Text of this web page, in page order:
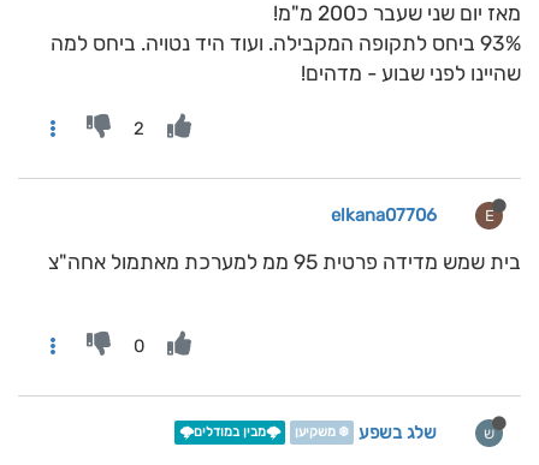
מאז יום שני שעבר כ200 מ"מ!
93% ביחס לתקופה המקבילה. ועוד היד נטויה. ביחס למה
שהיינו לפני שבוע - מדהים!
2
E
elkana07706
בית שמש מדידה פרטית 95 ממ למערכת מאתמול אחה"צ
0
ש שלג בשפע ❄️ משקיען 🌩️מבין במודלים🌩️